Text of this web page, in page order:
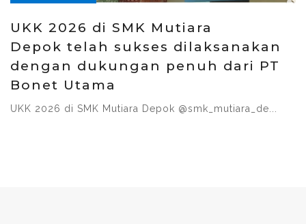
UKK 2026 di SMK Mutiara
Depok telah sukses dilaksanakan
dengan dukungan penuh dari PT
Bonet Utama
UKK 2026 di SMK Mutiara Depok @smk_mutiara_de...